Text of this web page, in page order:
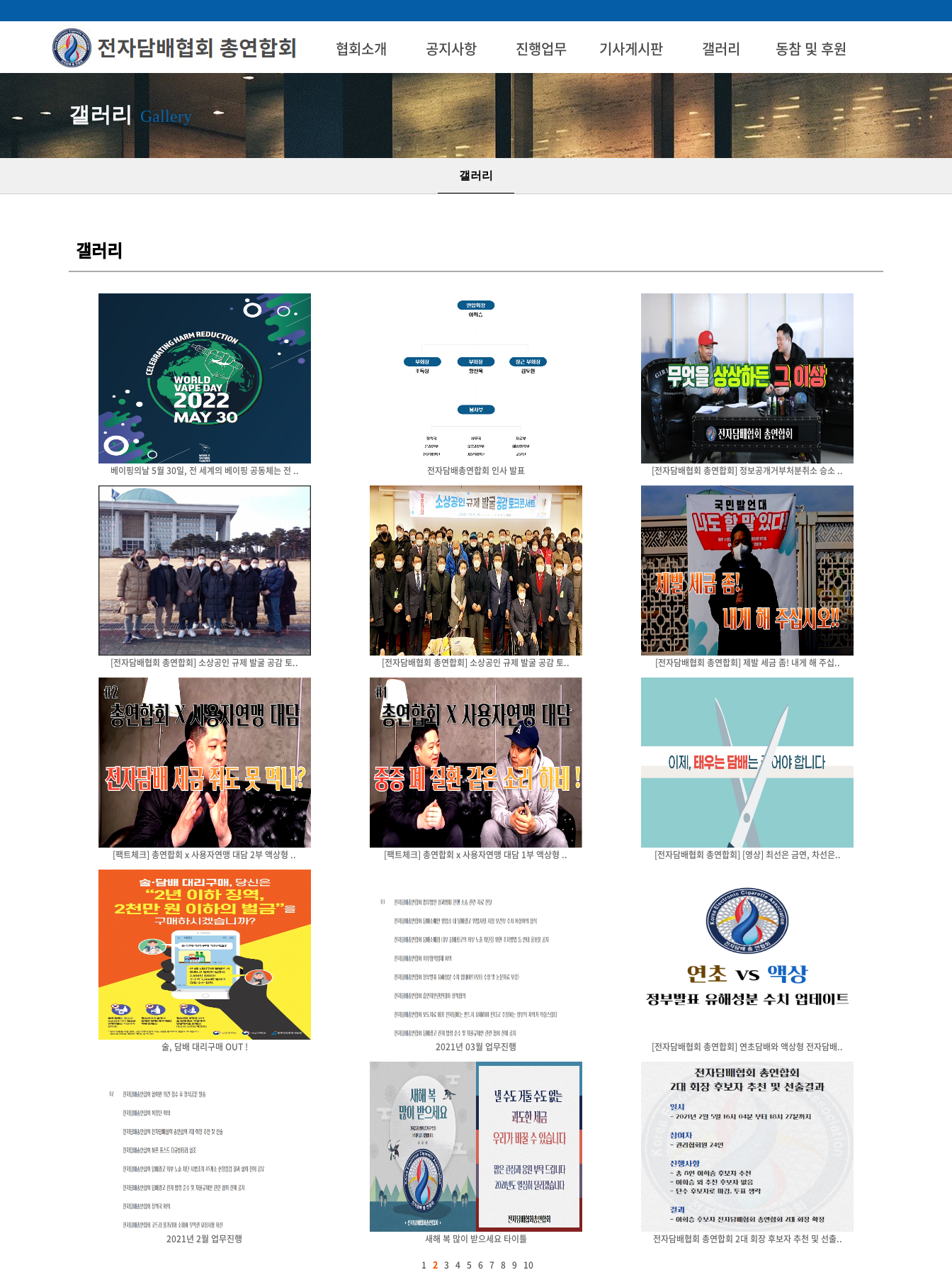
협회소개 공지사항
공지사항
진행업무
진행업무
기사게시판
기사게시판
팩트체크
갤러리
갤러리
동참 및 후원
동참 및 후원
갤러리 Gallery
갤러리
갤러리
베이핑의날 5월 30일, 전 세계의 베이핑 공동체는 전 .. 전자담배총연합회 인사 발표 [전자담배협회 총연합회] 정보공개거부처분취소 승소 ..
[전자담배협회 총연합회] 소상공인 규제 발굴 공감 토.. [전자담배협회 총연합회] 소상공인 규제 발굴 공감 토.. [전자담배협회 총연합회] 제발 세금 좀! 내게 해 주십..
[팩트체크] 총연합회 x 사용자연맹 대담 2부 액상형 .. [팩트체크] 총연합회 x 사용자연맹 대담 1부 액상형 .. [전자담배협회 총연합회] [영상] 최선은 금연, 차선은..
술, 담배 대리구매 OUT ! 2021년 03월 업무진행 [전자담배협회 총연합회] 연초담배와 액상형 전자담배..
2021년 2월 업무진행 새해 복 많이 받으세요 타이틀 전자담배협회 총연합회 2대 회장 후보자 추천 및 선출..
1 2 3 4 5 6 7 8 9 10